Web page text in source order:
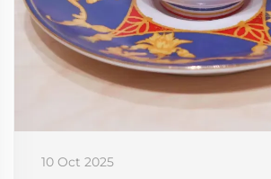
10 Oct 2025